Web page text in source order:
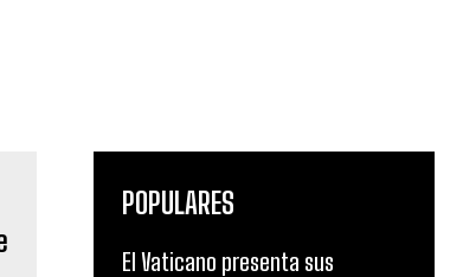
POPULARES
El Vaticano presenta sus